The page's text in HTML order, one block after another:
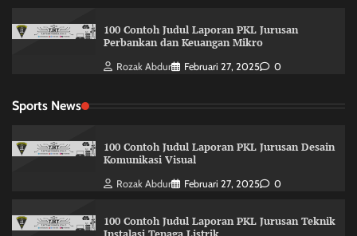
100 Contoh Judul Laporan PKL Jurusan
Perbankan dan Keuangan Mikro
Rozak Abdur Februari 27, 2025 0
Sports News
100 Contoh Judul Laporan PKL Jurusan Desain
Komunikasi Visual
Rozak Abdur Februari 27, 2025 0
100 Contoh Judul Laporan PKL Jurusan Teknik